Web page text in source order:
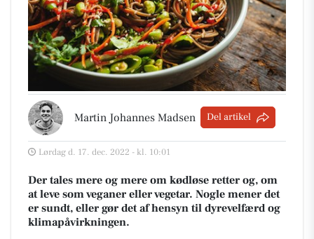
Martin Johannes Madsen Del artikel
Lørdag d. 17. dec. 2022 - kl. 10:01
Der tales mere og mere om kødløse retter og, om
at leve som veganer eller vegetar. Nogle mener det
er sundt, eller gør det af hensyn til dyrevelfærd og
klimapåvirkningen.